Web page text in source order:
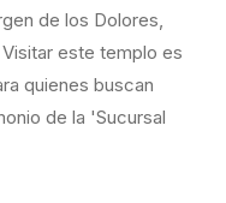
de los Dolores,
este templo es
quienes buscan
de la 'Sucursal